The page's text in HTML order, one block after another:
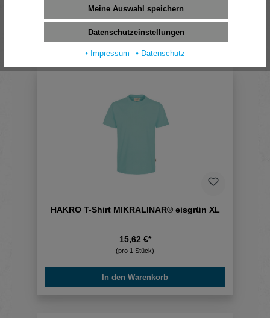
(pro 1 Stück)
In den Warenkorb
HAKRO T-Shirt MIKRALINAR® eisgrün XL
15,62 €*
(pro 1 Stück)
In den Warenkorb
Meine Auswahl speichern
Datenschutzeinstellungen
⦁ Impressum ⦁ Datenschutz